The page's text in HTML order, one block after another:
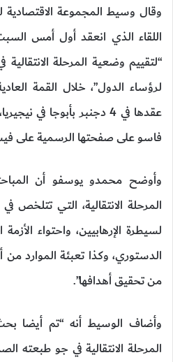
وقال وسيط المجموعة الاقتصادية
اللقاء الذي انعقد أول أمس
“لتقييم وضعية المرحلة
لرؤساء الدول”، خلال القمة
عقدها في 4 دجنبر بأبوجا في
فاسو على صفحتها الرسمية على
وأوضح محمدو يوسفو أن
المرحلة الانتقالية، التي تتلخص
لسيطرة الإرهابيين، واحتواء الأزمة
الدستوري، وكذا تعبئة الموارد من
من تحقيق أهدافها”.
وأضاف الوسيط أنه “تم أيضا
المرحلة الانتقالية في جو طبعته